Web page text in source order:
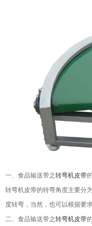
一、食品输送带之转弯机皮带
转弯机皮带的转弯角度主要分
度转弯，当然，也可以根据要
二、食品输送带之转弯机皮带